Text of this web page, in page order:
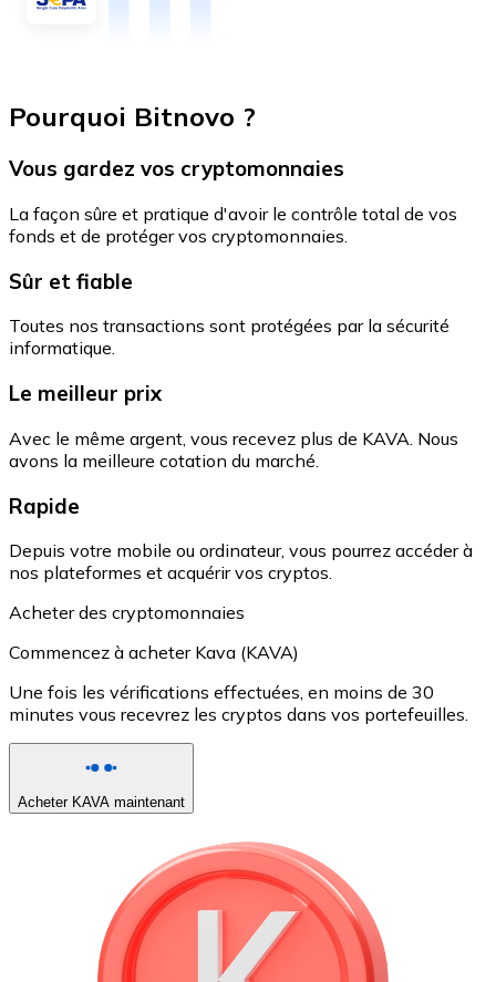
Pourquoi Bitnovo ?
Vous gardez vos cryptomonnaies
La façon sûre et pratique d'avoir le contrôle total de vos
fonds et de protéger vos cryptomonnaies.
Sûr et fiable
Toutes nos transactions sont protégées par la sécurité
informatique.
Le meilleur prix
Avec le même argent, vous recevez plus de KAVA. Nous
avons la meilleure cotation du marché.
Rapide
Depuis votre mobile ou ordinateur, vous pourrez accéder à
nos plateformes et acquérir vos cryptos.
Acheter des cryptomonnaies
Commencez à acheter Kava (KAVA)
Une fois les vérifications effectuées, en moins de 30
minutes vous recevrez les cryptos dans vos portefeuilles.
Acheter KAVA maintenant